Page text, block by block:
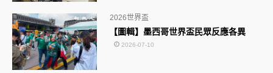
【圖輯】墨西哥世界盃民眾反應各異
2026世界盃
2026-07-10